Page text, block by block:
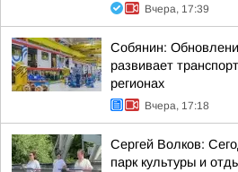
Вчера, 17:39
Собянин:
развивает
регионах
Вчера, 17:18
Сергей Волков:
парк культуры и